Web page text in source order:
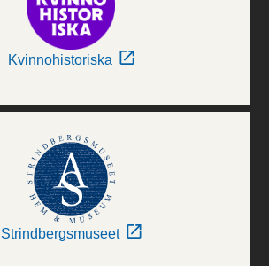
Kvinnohistoriska
Strindbergsmuseet